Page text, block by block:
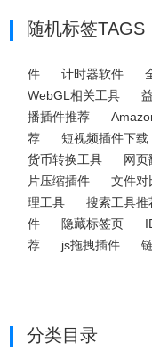
随机标签TAGS
件
计时器软件
WebGL相关工具
播插件推荐
荐
短视频插件下载
货币转换工具
网页
片压缩插件
文件对
理工具
搜索工具推
件
隐藏标签页
荐
js拖拽插件
分类目录